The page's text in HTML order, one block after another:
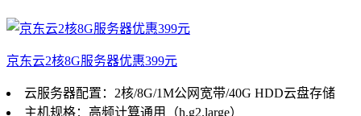
京东云2核8G服务器优惠399元
云服务器配置：2核/8G/1M公网宽带/40G HDD云盘存储
主机规格：高频计算通用（h.g2.large）